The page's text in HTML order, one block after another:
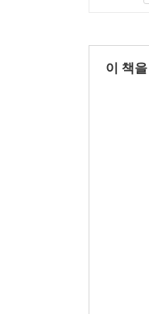
이 책